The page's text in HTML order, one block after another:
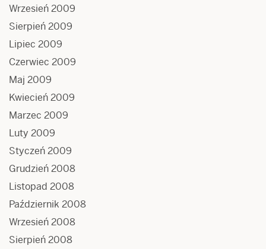
Wrzesień 2009
Sierpień 2009
Lipiec 2009
Czerwiec 2009
Maj 2009
Kwiecień 2009
Marzec 2009
Luty 2009
Styczeń 2009
Grudzień 2008
Listopad 2008
Październik 2008
Wrzesień 2008
Sierpień 2008